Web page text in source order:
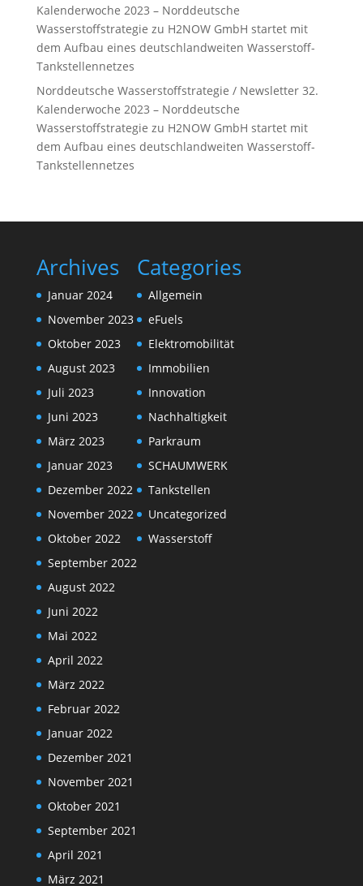
Kalenderwoche 2023 – Norddeutsche
Wasserstoffstrategie zu H2NOW GmbH startet mit
dem Aufbau eines deutschlandweiten Wasserstoff-
Tankstellennetzes
Norddeutsche Wasserstoffstrategie / Newsletter 32.
Kalenderwoche 2023 – Norddeutsche
Wasserstoffstrategie zu H2NOW GmbH startet mit
dem Aufbau eines deutschlandweiten Wasserstoff-
Tankstellennetzes
Archives
Januar 2024
November 2023
Oktober 2023
August 2023
Juli 2023
Juni 2023
März 2023
Januar 2023
Dezember 2022
November 2022
Oktober 2022
September 2022
August 2022
Juni 2022
Mai 2022
April 2022
März 2022
Februar 2022
Januar 2022
Dezember 2021
November 2021
Oktober 2021
September 2021
April 2021
März 2021
Categories
Allgemein
eFuels
Elektromobilität
Immobilien
Innovation
Nachhaltigkeit
Parkraum
SCHAUMWERK
Tankstellen
Uncategorized
Wasserstoff